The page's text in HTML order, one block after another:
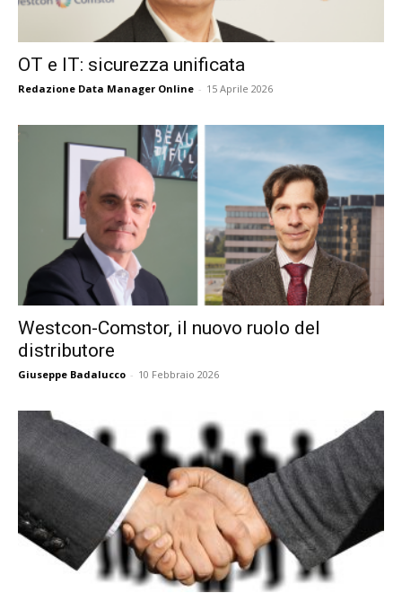
OT e IT: sicurezza unificata
Redazione Data Manager Online - 15 Aprile 2026
Westcon-Comstor, il nuovo ruolo del
distributore
Giuseppe Badalucco - 10 Febbraio 2026